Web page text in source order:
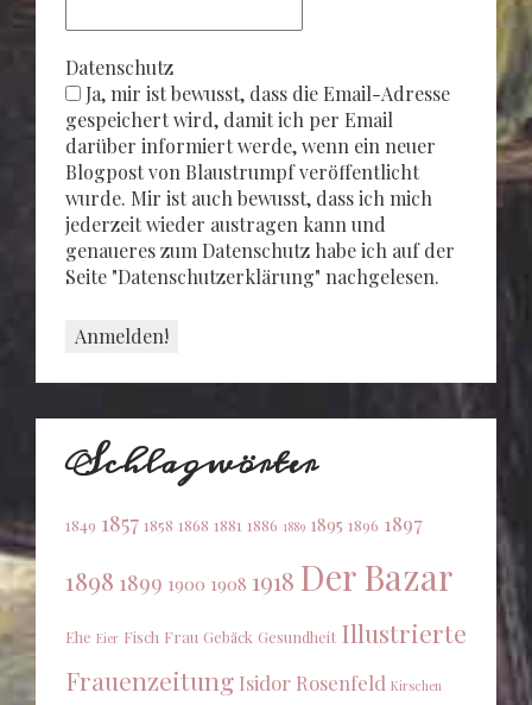
Datenschutz
Ja, mir ist bewusst, dass die Email-Adresse
gespeichert wird, damit ich per Email
darüber informiert werde, wenn ein neuer
Blogpost von Blaustrumpf veröffentlicht
wurde. Mir ist auch bewusst, dass ich mich
jederzeit wieder austragen kann und
genaueres zum Datenschutz habe ich auf der
Seite "Datenschutzerklärung" nachgelesen.
Schlagwörter
1849 1857 1858 1868 1881 1886 1889 1895 1896 1897
1898 1899 1900 1908 1918 Der Bazar
Ehe Eier Fisch Frau Gebäck Gesundheit Illustrierte
Frauenzeitung Isidor Rosenfeld Kirschen